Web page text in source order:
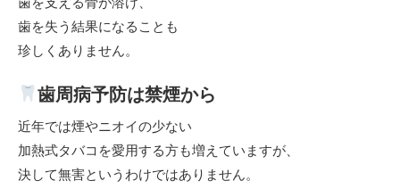
歯を失う結果になることも
珍しくありません。
歯周病予防は禁煙から
近年では煙やニオイの少ない
加熱式タバコを愛用する方も増えていますが、
決して無害というわけではありません。